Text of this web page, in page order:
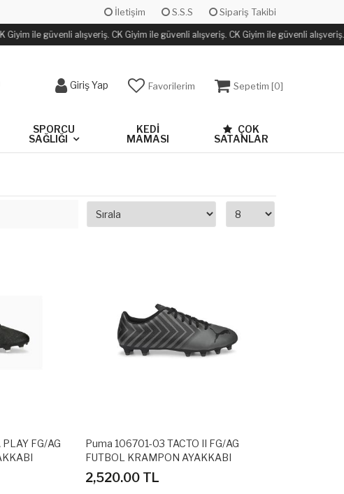
İletişim S.S.S Sipariş Takibi
Giyim ile güvenli alışveriş. CK Giyim ile güvenli alışveriş. CK Giyim ile güvenli alışveriş.
Giriş Yap Favorilerim Sepetim [0]
SPORCU
SAĞLIĞI
KEDİ
MAMASI
ÇOK
SATANLAR
FG/AG
Puma 106701-03 TACTO II FG/AG
FUTBOL KRAMPON AYAKKABI
2,520.00 TL